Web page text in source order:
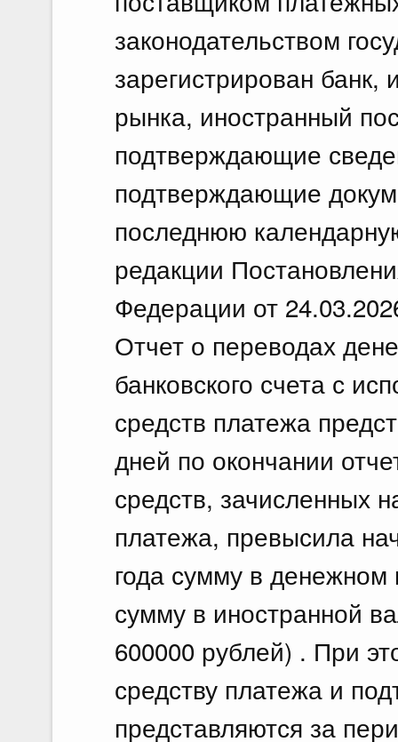
законодательством
зарегистрирован банк,
рынка, иностранный
подтверждающие
подтверждающие
последнюю
редакции
Федерации от
Отчет о переводах
банковского счета с
средств платежа
дней по окончании
средств, зачисленных
платежа, превысила
года сумму в
сумму в иностранной
600000 рублей) . При
средству платежа и
представляются за